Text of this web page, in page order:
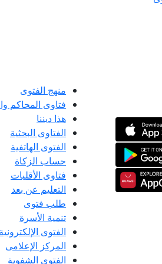
منهج الفتوى
فتاوى المحاكم
هذا ديننا
الفتاوى البحثية
الفتوى الهاتفية
حساب الزكاة
فتاوى الأقليات
التعليم عن بعد
طلب فتوى
تنمية الأسرة
الفتوى الإلكترونية
المركز الإعلامى
الفتوى الشفوية